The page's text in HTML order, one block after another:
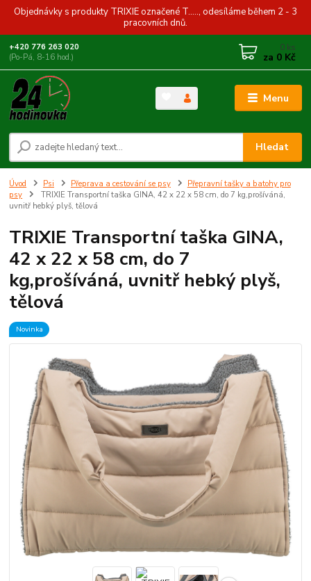
Objednávky s produkty TRIXIE označené T....., odesíláme během 2 - 3
pracovních dnů.
Menu
Hledat
+420 776 263 020
(Po-Pá, 8-16 hod.)
0 ks
za 0 Kč
Úvod Psi Přeprava a cestování se psy
Přepravní tašky a batohy pro
psy
TRIXIE Transportní taška GINA, 42 x 22 x 58 cm, do 7 kg,prošíváná,
uvnitř hebký plyš, tělová
TRIXIE Transportní taška GINA,
42 x 22 x 58 cm, do 7
kg,prošíváná, uvnitř hebký plyš,
tělová
Novinka